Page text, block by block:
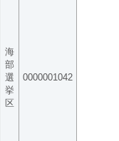
海
部
選
挙
区
0000001042